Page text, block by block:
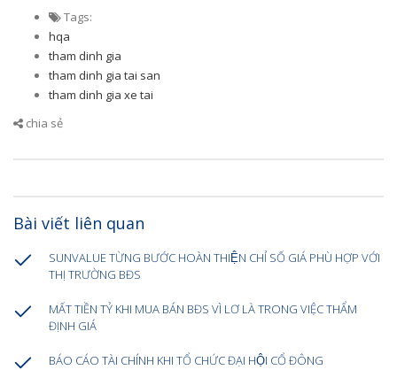
Tags:
hqa
tham dinh gia
tham dinh gia tai san
tham dinh gia xe tai
chia sẻ
Bài viết liên quan
SUNVALUE TỪNG BƯỚC HOÀN THIỆN CHỈ SỐ GIÁ PHÙ HỢP VỚI
THỊ TRƯỜNG BĐS
MẤT TIỀN TỶ KHI MUA BÁN BĐS VÌ LƠ LÀ TRONG VIỆC THẨM
ĐỊNH GIÁ
BÁO CÁO TÀI CHÍNH KHI TỔ CHỨC ĐẠI HỘI CỔ ĐÔNG